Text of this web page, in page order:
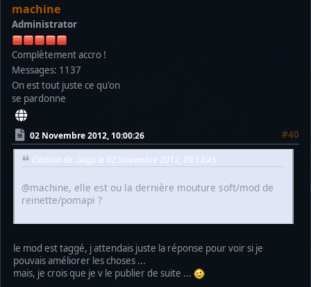
machine
Administrator
Complètement accro !
Messages: 1137
On est tout juste ce qu'on
se pardonne
02 Novembre 2012, 10:00:26 #40
Citation de: Gilga le 02 Novembre 2012, 09:13:45
@machine, elle est ou la dernière mouture soft/mod de
reinette/pomapi ?
le mod est taggé, j attendais juste la réponse pour voir si je
pouvais améliorer les choses ...
mais, je crois que je v le publier de suite ...